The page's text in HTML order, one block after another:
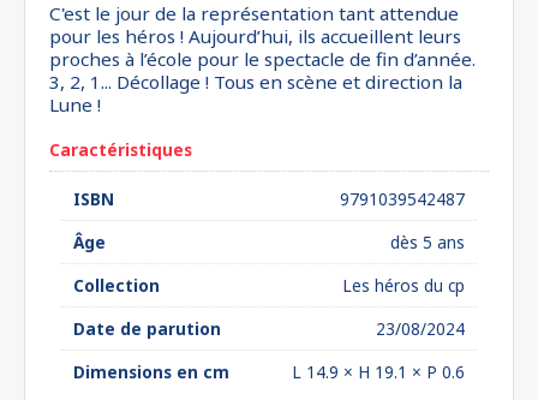
C'est le jour de la représentation tant attendue
pour les héros ! Aujourd’hui, ils accueillent leurs
proches à l’école pour le spectacle de fin d’année.
3, 2, 1... Décollage ! Tous en scène et direction la
Lune !
Caractéristiques
ISBN
9791039542487
Âge
dès 5 ans
Collection
Les héros du cp
Date de parution
23/08/2024
Dimensions en cm
L 14.9 × H 19.1 × P 0.6